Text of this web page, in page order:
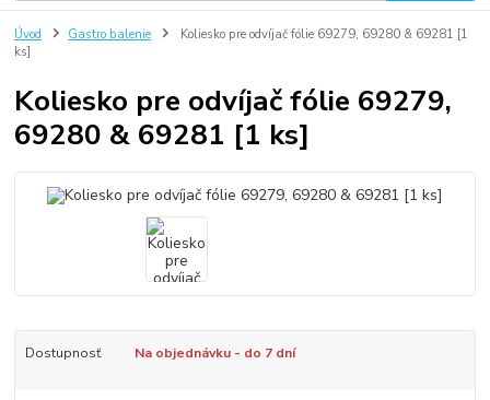
Úvod Gastro balenie
Koliesko pre odvíjač fólie 69279, 69280 & 69281 [1
ks]
Koliesko pre odvíjač fólie 69279,
69280 & 69281 [1 ks]
Dostupnosť Na objednávku - do 7 dní